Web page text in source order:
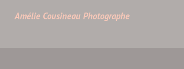
Amélie Cousineau Photographe